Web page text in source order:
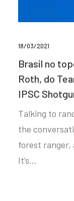
18/03/2021
Brasil no
Roth, do
IPSC
Talking to
the
forest ranger,
It’s…